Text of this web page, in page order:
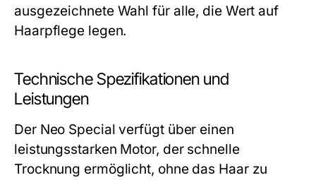
ausgezeichnete Wahl für alle, die Wert auf
Haarpflege legen.
Technische Spezifikationen und
Leistungen
Der Neo Special verfügt über einen
leistungsstarken Motor, der schnelle
Trocknung ermöglicht, ohne das Haar zu